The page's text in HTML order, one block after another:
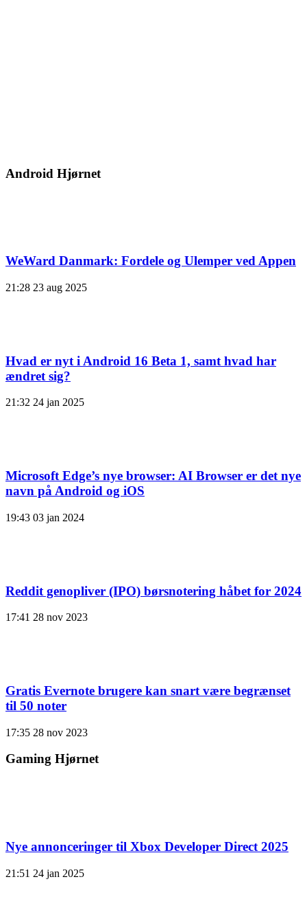
Android Hjørnet
WeWard Danmark: Fordele og Ulemper ved Appen
21:28 23 aug 2025
Hvad er nyt i Android 16 Beta 1, samt hvad har
ændret sig?
21:32 24 jan 2025
Microsoft Edge’s nye browser: AI Browser er det nye
navn på Android og iOS
19:43 03 jan 2024
Reddit genopliver (IPO) børsnotering håbet for 2024
17:41 28 nov 2023
Gratis Evernote brugere kan snart være begrænset
til 50 noter
17:35 28 nov 2023
Gaming Hjørnet
Nye annonceringer til Xbox Developer Direct 2025
21:51 24 jan 2025